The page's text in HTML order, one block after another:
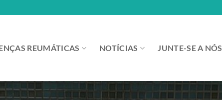
REUMÁTICAS NOTÍCIAS JUNTE-SE A NÓS